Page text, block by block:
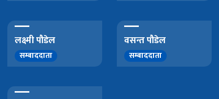
लक्ष्मी पौडेल
सम्बाददाता
वसन्त पौडेल
सम्बाददाता